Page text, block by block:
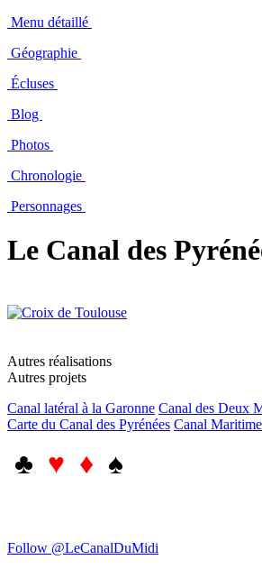
Menu détaillé
Géographie
Écluses
Blog
Photos
Chronologie
Personnages
Le Canal des
Autres réalisations
Autres projets
Canal latéral à la Garonne Canal des Deux
Carte du Canal des Pyrénées Canal
♣ ♥ ♦ ♠
Follow @LeCanalDuMidi